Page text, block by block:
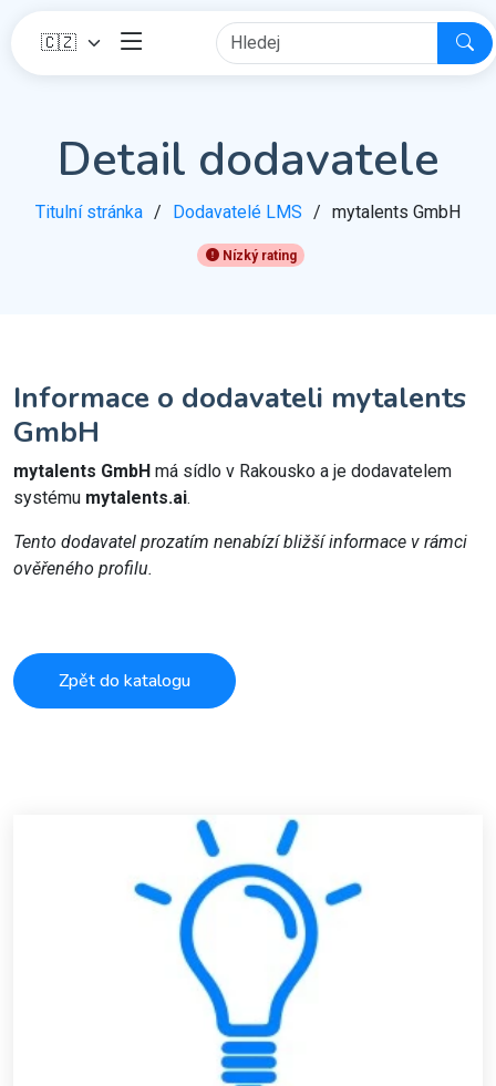
Detail dodavatele
Titulní stránka Dodavatelé LMS mytalents GmbH
Nízký rating
Informace o dodavateli mytalents
GmbH
mytalents GmbH má sídlo v Rakousko a je dodavatelem
systému mytalents.ai.
Tento dodavatel prozatím nenabízí bližší informace v rámci
ověřeného profilu.
Zpět do katalogu